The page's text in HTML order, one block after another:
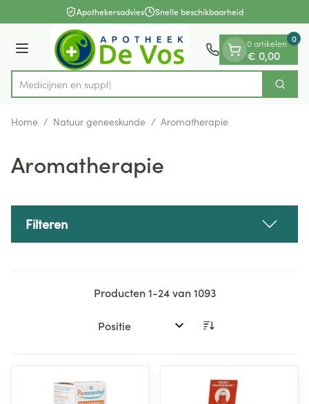
Ga naar de inhoudApothekersadvies Snelle beschikbaarheid
Menu
Product, merk, categorie...
M Zoek
0 artikelen
€ 0,00
0
Home / Natuur geneeskunde / Aromatherapie
Aromatherapie
Filteren
Producten1-24van1093
Sorteer op: